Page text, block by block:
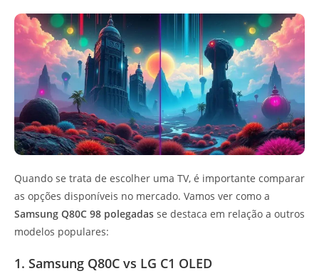
Quando se trata de escolher uma TV, é importante comparar
as opções disponíveis no mercado. Vamos ver como a
Samsung Q80C 98 polegadas se destaca em relação a outros
modelos populares:
1. Samsung Q80C vs LG C1 OLED